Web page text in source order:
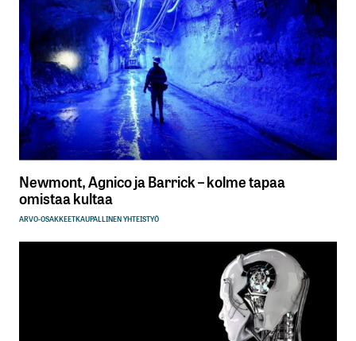
Newmont, Agnico ja Barrick – kolme tapaa
omistaa kultaa
ARVO-OSAKKEETKAUPALLINEN YHTEISTYÖ